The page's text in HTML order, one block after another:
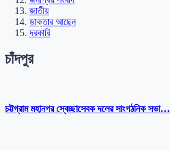
জাতীয়
ডাক্তার আছেন
দরকারি
চাঁদপুর
চট্টগ্রাম মহানগর স্বেচ্ছাসেবক দলের সাংগঠনিক সভা…